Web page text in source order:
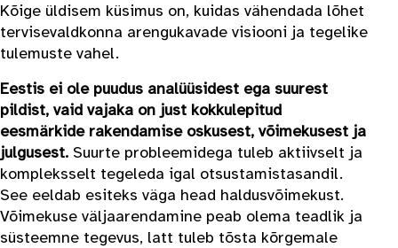
Kõige üldisem küsimus on, kuidas vähendada lõhet
tervisevaldkonna arengukavade visiooni ja tegelike
tulemuste vahel.
Eestis ei ole puudus analüüsidest ega suurest
pildist, vaid vajaka on just kokkulepitud
eesmärkide rakendamise oskusest, võimekusest ja
julgusest. Suurte probleemidega tuleb aktiivselt ja
kompleksselt tegeleda igal otsustamistasandil.
See eeldab esiteks väga head haldusvõimekust.
Võimekuse väljaarendamine peab olema teadlik ja
süsteemne tegevus, latt tuleb tõsta kõrgemale